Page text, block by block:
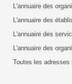
L'annuaire des
L'annuaire des
L'annuaire des
L'annuaire des
Toutes les adresses